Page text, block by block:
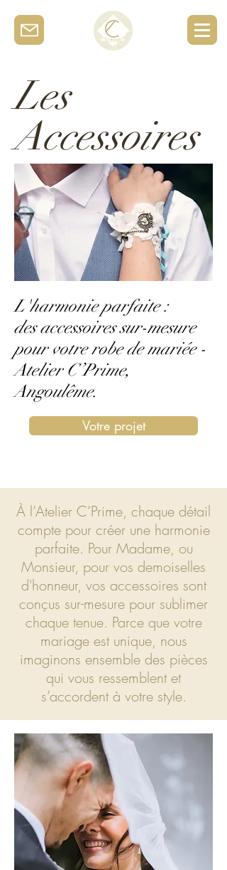
Les
Accessoires
L'harmonie parfaite :
des accessoires sur-mesure
pour votre robe de mariée -
Atelier C’Prime,
Angoulême.
Votre projet
À l’Atelier C’Prime, chaque détail
compte pour créer une harmonie
parfaite. Pour Madame, ou
Monsieur, pour vos demoiselles
d'honneur, vos accessoires sont
conçus sur-mesure pour sublimer
chaque tenue. Parce que votre
mariage est unique, nous
imaginons ensemble des pièces
qui vous ressemblent et
s’accordent à votre style.